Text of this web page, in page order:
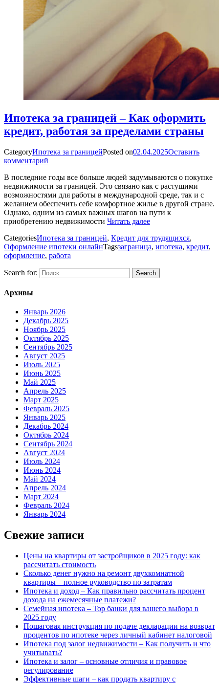
Ипотека за границей – Как оформить
кредит, работая за пределами страны
CategoryИпотека за границейPosted on02.04.2025Оставить
комментарий
В последние годы все больше людей задумываются о покупке
недвижимости за границей. Это связано как с растущими
возможностями для работы в международной среде, так и с
желанием обеспечить себе комфортное жилье в другой стране.
Однако, одним из самых важных шагов на пути к
приобретению недвижимости Читать далее
CategoriesИпотека за границей, Кредит для трудящихся,
Оформление ипотеки онлайнTagsзаграница, ипотека, кредит,
оформление, работа
Search for:
Архивы
Январь 2026
Декабрь 2025
Ноябрь 2025
Октябрь 2025
Сентябрь 2025
Август 2025
Июль 2025
Июнь 2025
Май 2025
Апрель 2025
Март 2025
Февраль 2025
Январь 2025
Декабрь 2024
Октябрь 2024
Сентябрь 2024
Август 2024
Июль 2024
Июнь 2024
Май 2024
Апрель 2024
Март 2024
Февраль 2024
Январь 2024
Свежие записи
Цены на квартиры от застройщиков в 2025 году: как
рассчитать стоимость
Сколько денег нужно на ремонт двухкомнатной
квартиры – полное руководство по затратам
Ипотека и доход – Как правильно рассчитать процент
дохода на ежемесячные платежи?
Семейная ипотека – Top банки для вашего выбора в
2025 году
Пошаговая инструкция по подаче декларации на возврат
процентов по ипотеке через личный кабинет налоговой
Ипотека под залог недвижимости – Как получить и что
учитывать?
Ипотека и залог – основные отличия и правовое
регулирование
Эффективные шаги – как продать квартиру с